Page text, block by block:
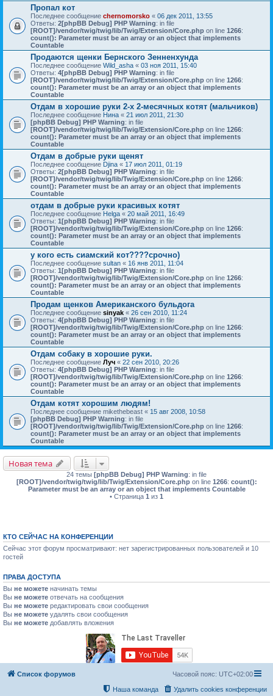
Пропал кот
Последнее сообщение chernomorsko « 06 дек 2011, 13:55
Ответы: 2[phpBB Debug] PHP Warning: in file
[ROOT]/vendor/twig/twig/lib/Twig/Extension/Core.php on line 1266:
count(): Parameter must be an array or an object that implements
Countable
Продаются щенки Бернского Зенненхунда
Последнее сообщение Wild_asha « 03 ноя 2011, 15:40
Ответы: 4[phpBB Debug] PHP Warning: in file
[ROOT]/vendor/twig/twig/lib/Twig/Extension/Core.php on line 1266:
count(): Parameter must be an array or an object that implements
Countable
Отдам в хорошие руки 2-х 2-месячных котят (мальчиков)
Последнее сообщение Нина « 21 июл 2011, 21:30
[phpBB Debug] PHP Warning: in file
[ROOT]/vendor/twig/twig/lib/Twig/Extension/Core.php on line 1266:
count(): Parameter must be an array or an object that implements
Countable
Отдам в добрые руки щенят
Последнее сообщение Djina « 17 июл 2011, 01:19
Ответы: 2[phpBB Debug] PHP Warning: in file
[ROOT]/vendor/twig/twig/lib/Twig/Extension/Core.php on line 1266:
count(): Parameter must be an array or an object that implements
Countable
отдам в добрые руки красивых котят
Последнее сообщение Helga « 20 май 2011, 16:49
Ответы: 1[phpBB Debug] PHP Warning: in file
[ROOT]/vendor/twig/twig/lib/Twig/Extension/Core.php on line 1266:
count(): Parameter must be an array or an object that implements
Countable
у кого есть сиамский кот????срочно)
Последнее сообщение sultan « 16 янв 2011, 11:04
Ответы: 1[phpBB Debug] PHP Warning: in file
[ROOT]/vendor/twig/twig/lib/Twig/Extension/Core.php on line 1266:
count(): Parameter must be an array or an object that implements
Countable
Продам щенков Американского бульдога
Последнее сообщение sinyak « 26 сен 2010, 11:24
Ответы: 4[phpBB Debug] PHP Warning: in file
[ROOT]/vendor/twig/twig/lib/Twig/Extension/Core.php on line 1266:
count(): Parameter must be an array or an object that implements
Countable
Отдам собаку в хорошие руки.
Последнее сообщение Луч « 22 сен 2010, 20:26
Ответы: 4[phpBB Debug] PHP Warning: in file
[ROOT]/vendor/twig/twig/lib/Twig/Extension/Core.php on line 1266:
count(): Parameter must be an array or an object that implements
Countable
Отдам котят хорошим людям!
Последнее сообщение mikethebeast « 15 авг 2008, 10:58
[phpBB Debug] PHP Warning: in file
[ROOT]/vendor/twig/twig/lib/Twig/Extension/Core.php on line 1266:
count(): Parameter must be an array or an object that implements
Countable
Новая тема
24 темы [phpBB Debug] PHP Warning: in file
[ROOT]/vendor/twig/twig/lib/Twig/Extension/Core.phpon line 1266: count():
Parameter must be an array or an object that implements Countable
• Страница 1 из 1
КТО СЕЙЧАС НА КОНФЕРЕНЦИИ
Сейчас этот форум просматривают: нет зарегистрированных пользователей и 10
гостей
ПРАВА ДОСТУПА
Вы не можете начинать темы
Вы не можете отвечать на сообщения
Вы не можете редактировать свои сообщения
Вы не можете удалять свои сообщения
Вы не можете добавлять вложения
Список форумов Часовой пояс: UTC+02:00
Удалить cookies конференции
Наша команда